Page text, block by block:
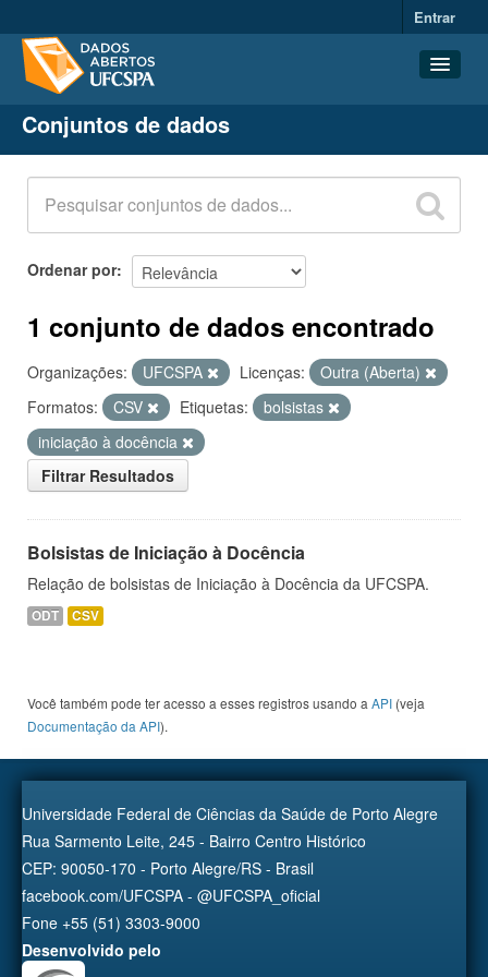
Entrar
Conjuntos de dados
Organizações
Grupos
Sobre
Conjuntos de dados
Ordenar por
1 conjunto de dados encontrado
Organizações: UFCSPA Licenças:
Outra (Aberta)
Formatos:
CSV Etiquetas:
bolsistas
iniciação à docência
Filtrar Resultados
Bolsistas de Iniciação à Docência
Relação de bolsistas de Iniciação à Docência da UFCSPA.
ODT CSV
Você também pode ter acesso a esses registros usando a API (veja
Documentação da API).
Universidade Federal de Ciências da Saúde de Porto Alegre
Rua Sarmento Leite, 245 - Bairro Centro Histórico
CEP: 90050-170 - Porto Alegre/RS - Brasil
facebook.com/UFCSPA - @UFCSPA_oficial
Fone +55 (51) 3303-9000
Desenvolvido pelo